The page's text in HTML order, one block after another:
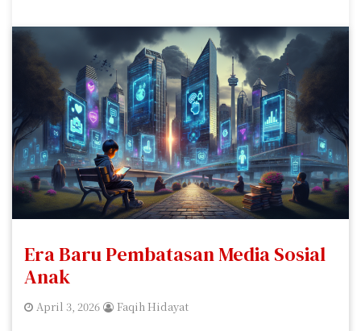
Era Baru Pembatasan Media Sosial
Anak
April 3, 2026 Faqih Hidayat